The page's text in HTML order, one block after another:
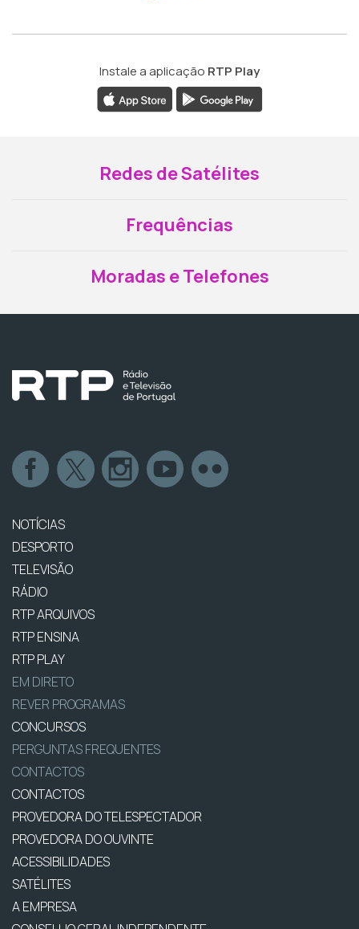
Instale a aplicação RTP Play
Redes de Satélites
Frequências
Moradas e Telefones
NOTÍCIAS
DESPORTO
TELEVISÃO
RÁDIO
RTP ARQUIVOS
RTP ENSINA
RTP PLAY
EM DIRETO
REVER PROGRAMAS
CONCURSOS
PERGUNTAS FREQUENTES
CONTACTOS
CONTACTOS
PROVEDORA DO TELESPECTADOR
PROVEDORA DO OUVINTE
ACESSIBILIDADES
SATÉLITES
A EMPRESA